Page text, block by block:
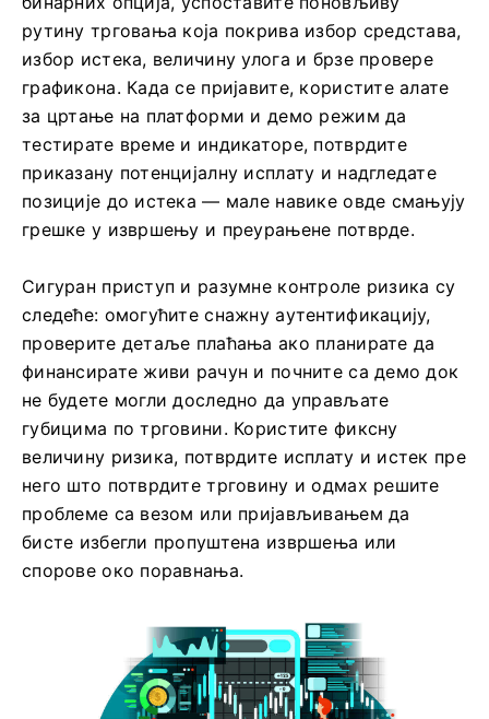
рутину трговања која покрива избор средстава,
избор истека, величину улога и брзе провере
графикона. Када се пријавите, користите алате
за цртање на платформи и демо режим да
тестирате време и индикаторе, потврдите
приказану потенцијалну исплату и надгледате
позиције до истека — мале навике овде смањују
грешке у извршењу и преурањене потврде.
Сигуран приступ и разумне контроле ризика су
следеће: омогућите снажну аутентификацију,
проверите детаље плаћања ако планирате да
финансирате живи рачун и почните са демо док
не будете могли доследно да управљате
губицима по трговини. Користите фиксну
величину ризика, потврдите исплату и истек пре
него што потврдите трговину и одмах решите
проблеме са везом или пријављивањем да
бисте избегли пропуштена извршења или
спорове око поравнања.